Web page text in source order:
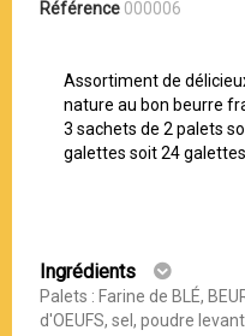
Référence 000006
Assortiment de
nature au bon beurre
3 sachets de 2 palets
galettes soit 24 galettes.
Ingrédients
Palets : Farine de BLÉ,
d'OEUFS, sel, poudre